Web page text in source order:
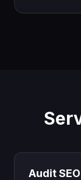
Audit